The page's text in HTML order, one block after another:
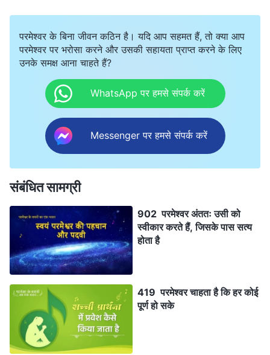
परमेश्वर के बिना जीवन कठिन है। यदि आप सहमत हैं, तो क्या आप
परमेश्वर पर भरोसा करने और उसकी सहायता प्राप्त करने के लिए
उनके समक्ष आना चाहते हैं?
WhatsApp पर हमसे संपर्क करें
Messenger पर हमसे संपर्क करें
संबंधित सामग्री
902 परमेश्वर अंततः उसी को
स्वीकार करते हैं, जिसके पास सत्य
होता है
419 परमेश्वर चाहता है कि हर कोई
पूर्ण हो सके